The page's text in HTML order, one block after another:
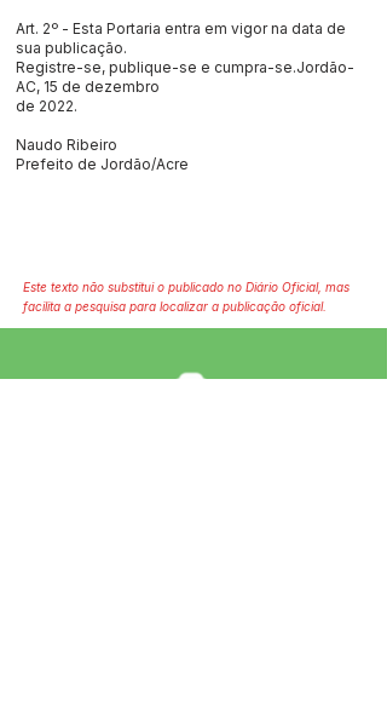
Art. 2º - Esta Portaria entra em vigor na data de
sua publicação.
Registre-se, publique-se e cumpra-se.Jordão-
AC, 15 de dezembro
de 2022.
Naudo Ribeiro
Prefeito de Jordão/Acre
Este texto não substitui o publicado no Diário Oficial, mas
facilita a pesquisa para localizar a publicação oficial.